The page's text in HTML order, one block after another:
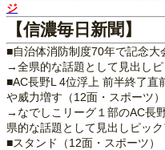
ジ
【信濃毎日新聞】
■自治体消防制度70年で記念大
→全県的な話題として見出し
■AC長野L 4位浮上 前半終了直
や威力増す（12面・スポーツ）
→なでしこリーグ１部のAC長
県的な話題として見出しピッ
■スタンド（12面・スポーツ）